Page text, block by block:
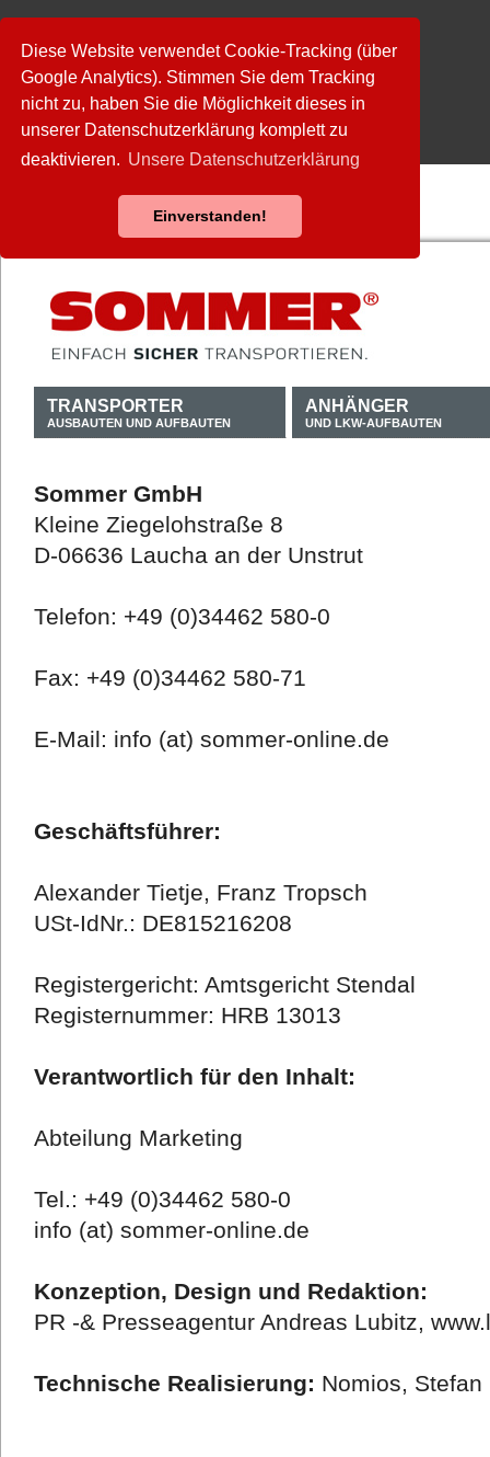
Diese Website verwendet Cookie-Tracking (über
Google Analytics). Stimmen Sie dem Tracking
nicht zu, haben Sie die Möglichkeit dieses in
unserer Datenschutzerklärung komplett zu
deaktivieren. Unsere Datenschutzerklärung
Einverstanden!
TRANSPORTER
AUSBAUTEN UND AUFBAUTEN
ANHÄNGER
UND LKW-AUFBAUTEN
Sommer GmbH
Kleine Ziegelohstraße 8
D-06636 Laucha an der Unstrut
Telefon: +49 (0)34462 580-0
Fax: +49 (0)34462 580-71
E-Mail: info (at) sommer-online.de
Geschäftsführer:
Alexander Tietje, Franz Tropsch
USt-IdNr.: DE815216208
Registergericht: Amtsgericht Stendal
Registernummer: HRB 13013
Verantwortlich für den Inhalt:
Abteilung Marketing
Tel.: +49 (0)34462 580-0
info (at) sommer-online.de
Konzeption, Design und Redaktion:
PR -& Presseagentur Andreas Lubitz,
Technische Realisierung: Nomios,